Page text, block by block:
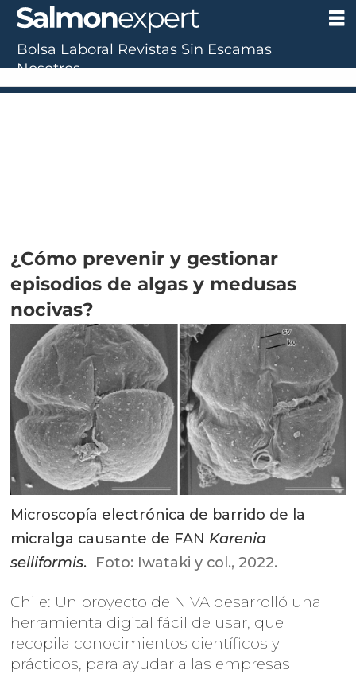
¿Cómo prevenir y gestionar
episodios de algas y medusas
nocivas?
Microscopía electrónica de barrido de la
micralga causante de FAN Karenia
selliformis. Foto: Iwataki y col., 2022.
Chile: Un proyecto de NIVA desarrolló una
herramienta digital fácil de usar, que
recopila conocimientos científicos y
prácticos, para ayudar a las empresas
Bolsa Laboral Revistas Sin Escamas
Nosotros